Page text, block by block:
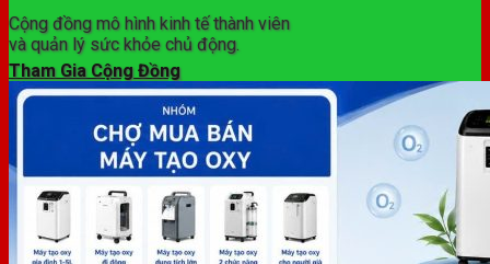
Cộng đồng mô hình kinh tế thành viên
và quản lý sức khỏe chủ động.
Tham Gia Cộng Đồng